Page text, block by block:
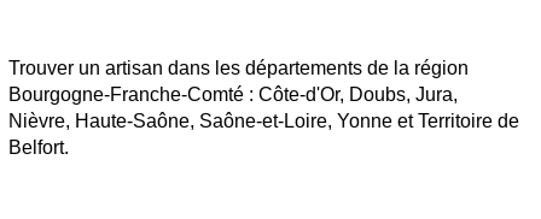
Trouver un artisan dans les départements de la région
Bourgogne-Franche-Comté : Côte-d'Or, Doubs, Jura,
Nièvre, Haute-Saône, Saône-et-Loire, Yonne et Territoire de
Belfort.